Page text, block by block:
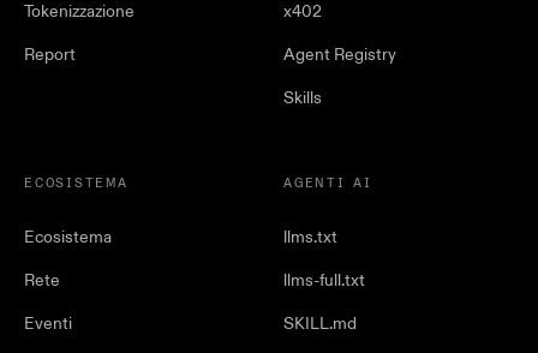
Tokenizzazione
Report
x402
Agent Registry
Skills
ECOSISTEMA
Ecosistema
Rete
Eventi
AGENTI AI
llms.txt
llms-full.txt
SKILL.md